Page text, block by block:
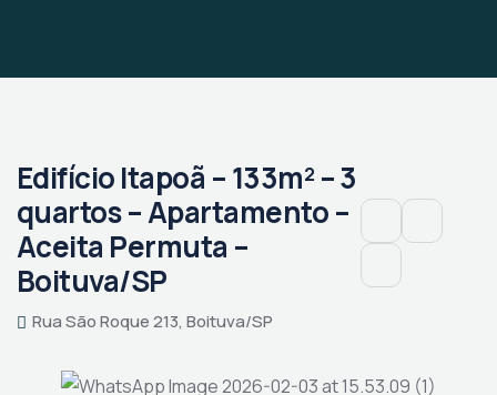
Edifício Itapoã – 133m² – 3
quartos – Apartamento –
Aceita Permuta –
Boituva/SP
Rua São Roque 213, Boituva/SP